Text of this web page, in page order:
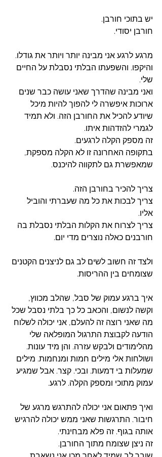
יש בתוכי חורבן.
חורבן יסודי.
מרגע לרגע אני מבינה יותר ויותר את גודלו.
והיקפו. והשפעתו הבלתי נסבלת על החיים
שלי.
ואני מבינה שהדרך שאני עושה כבר שנים
ארוכות איפשרה לי להפוך להיות מיכל
שיודע להכיל את החורבן הזה. ולא תמיד
לגמרי להזדהות איתו.
זה מספק הקלה לרגעים.
בתקופה האחרונה זו לא הקלה מספקת,
שמאפשרת גם לתקווה להיכנס.
צריך להכיר בחורבן הזה.
צריך לבכות את כל מה שעברתי והוביל
אליו.
צריך לצרוח את הקלות הבלתי נסבלת בה
חורבנים כאלה נוצרים מדי יום.
ולצד זה חשוב לשים לב גם לניצנים הקטנים
שצומחים בין ההריסות.
איך ברגע עמוק של סבל, שהלב מכווץ,
וקשה לנשום, והכאב כל כך בלתי נסבל שכל
מה שאני רוצה זה להעלם, אני יכולה לשלוח
הודעה לקבוצת התרגול המופלאה שלי
מהלימודים ולבקש עזרה. והן מיד עונות.
ושולחות אלי מילים חמות ומנחמות. מילים
שמעלות בי דמעות. ובכי. קצר. אבל שמגיע
עמוק מתוכי ומספק הקלה. לרגע.
ואיך פתאום אני יכולה להתרגש מרגע של
חיבור. התרגשות שאני ממש יכולה להרגיש
אותה בגוף. זה פלא מבחינתי.
זה ניצן שצומח מתוך החורבן.